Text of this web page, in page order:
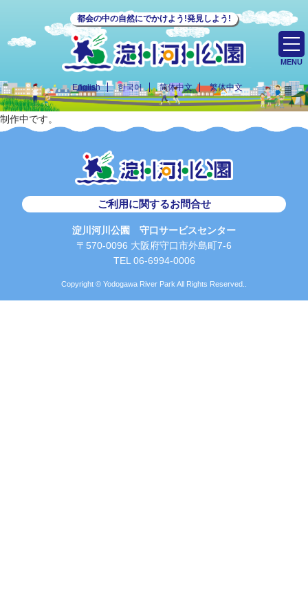
都会の中の自然にでかけよう!発見しよう!
English 한국어 简体中文 繁体中文
MENU
制作中です。
ご利用に関するお問合せ
淀川河川公園 守口サービスセンター
〒570-0096 大阪府守口市外島町7-6
TEL 06-6994-0006
Copyright © Yodogawa River Park All Rights Reserved..